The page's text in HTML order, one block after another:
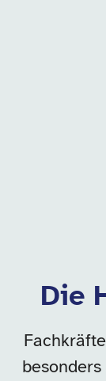
Die
besonders